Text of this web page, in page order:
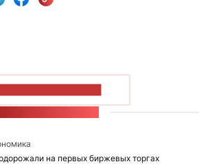
на первых биржевых торгах